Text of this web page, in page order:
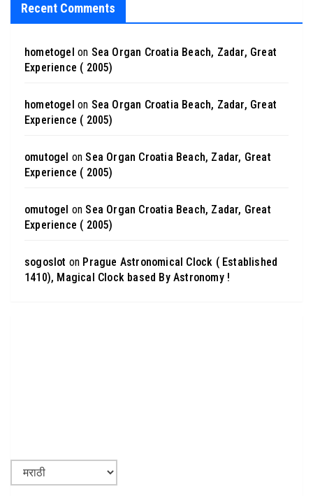
Recent Comments
hometogel on Sea Organ Croatia Beach, Zadar, Great
Experience ( 2005)
hometogel on Sea Organ Croatia Beach, Zadar, Great
Experience ( 2005)
omutogel on Sea Organ Croatia Beach, Zadar, Great
Experience ( 2005)
omutogel on Sea Organ Croatia Beach, Zadar, Great
Experience ( 2005)
sogoslot on Prague Astronomical Clock ( Established
1410), Magical Clock based By Astronomy !